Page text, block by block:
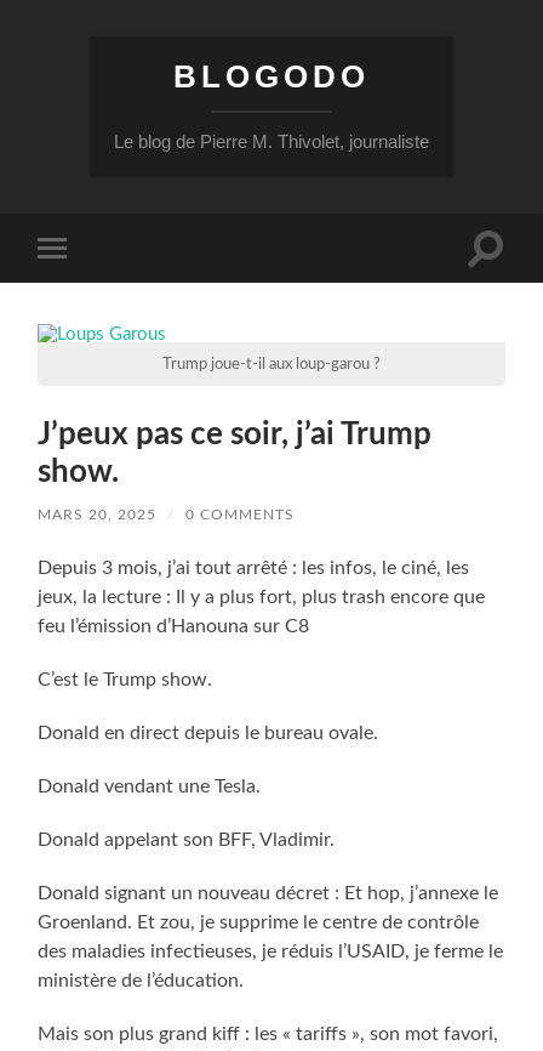
BLOGODO
Le blog de Pierre M. Thivolet, journaliste
mobile
Toggle
Trump joue-t-il aux loup-garou ?
J’peux pas ce soir, j’ai Trump
show.
MARS 20, 2025 / 0 COMMENTS
Depuis 3 mois, j’ai tout arrêté : les infos, le ciné, les
jeux, la lecture : Il y a plus fort, plus trash encore que
feu l’émission d’Hanouna sur C8
C’est le Trump show.
Donald en direct depuis le bureau ovale.
Donald vendant une Tesla.
Donald appelant son BFF, Vladimir.
Donald signant un nouveau décret : Et hop, j’annexe le
Groenland. Et zou, je supprime le centre de contrôle
des maladies infectieuses, je réduis l’USAID, je ferme le
ministère de l’éducation.
Mais son plus grand kiff : les « tariffs », son mot favori,